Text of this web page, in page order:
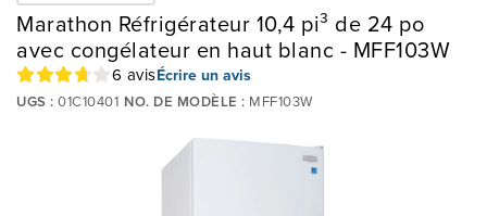
Marathon Réfrigérateur 10,4 pi³ de 24 po
avec congélateur en haut blanc - MFF103W
6 avisÉcrire un avis
UGS : 01C10401 NO. DE MODÈLE : MFF103W